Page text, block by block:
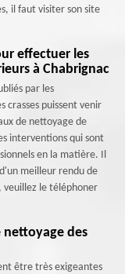
il faut visiter son site
effectuer les
à Chabrignac
par les
crasses puissent venir
de nettoyage de
interventions qui sont
en la matière. Il
meilleur rendu de
veuillez le téléphoner
nettoyage des
être très exigeantes